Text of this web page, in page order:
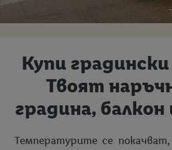
Купи
Твоят
градина,
Температурите се